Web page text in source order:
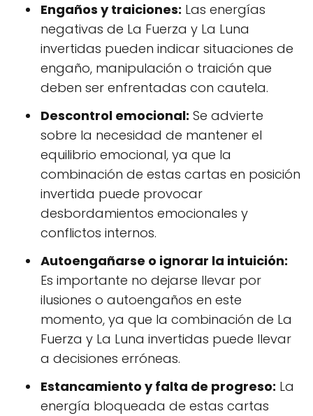
Engaños y traiciones: Las energías
negativas de La Fuerza y La Luna
invertidas pueden indicar situaciones de
engaño, manipulación o traición que
deben ser enfrentadas con cautela.
Descontrol emocional: Se advierte
sobre la necesidad de mantener el
equilibrio emocional, ya que la
combinación de estas cartas en posición
invertida puede provocar
desbordamientos emocionales y
conflictos internos.
Autoengañarse o ignorar la intuición:
Es importante no dejarse llevar por
ilusiones o autoengaños en este
momento, ya que la combinación de La
Fuerza y La Luna invertidas puede llevar
a decisiones erróneas.
Estancamiento y falta de progreso: La
energía bloqueada de estas cartas